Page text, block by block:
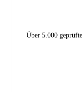
Über 5.000